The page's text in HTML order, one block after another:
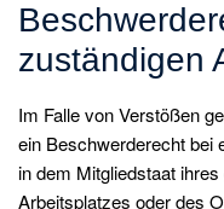
zuständigen
Im Falle von Verstößen
ein Beschwerderecht bei
in dem Mitgliedstaat
Arbeitsplatzes oder des